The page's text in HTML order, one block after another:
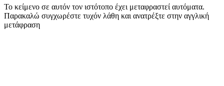
Το κείμενο σε αυτόν τον ιστότοπο έχει μεταφραστεί αυτόματα.
Παρακαλώ συγχωρέστε τυχόν λάθη και ανατρέξτε στην αγγλική
μετάφραση